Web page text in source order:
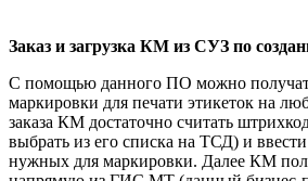
Заказ и загрузка КМ из СУЗ по
С помощью данного ПО можно
маркировки для печати этикеток на
заказа КМ достаточно считать
выбрать из его списка на ТСД) и
нужных для маркировки. Далее КМ